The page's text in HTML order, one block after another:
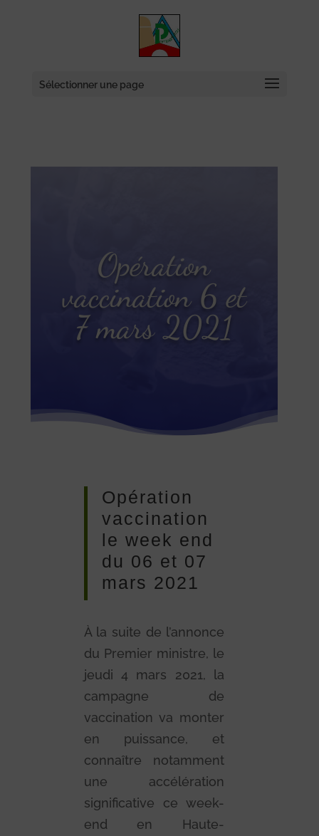
Sélectionner une page
Opération
vaccination 6 et
7 mars 2021
Opération
vaccination
le week end
du 06 et 07
mars 2021
À la suite de l’annonce
du Premier ministre, le
jeudi 4 mars 2021, la
campagne de
vaccination va monter
en puissance, et
connaître notamment
une accélération
significative ce week-
end en Haute-